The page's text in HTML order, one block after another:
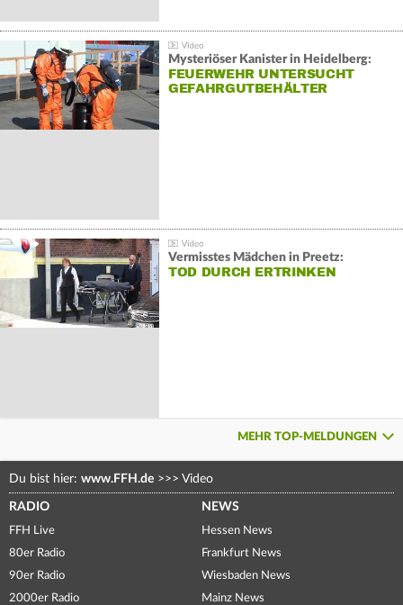
Mysteriöser Kanister in Heidelberg:
FEUERWEHR UNTERSUCHT
GEFAHRGUTBEHÄLTER
Vermisstes Mädchen in Preetz:
TOD DURCH ERTRINKEN
MEHR TOP-MELDUNGEN
Du bist hier: www.FFH.de >>> Video
RADIO
FFH Live
80er Radio
90er Radio
2000er Radio
NEWS
Hessen News
Frankfurt News
Wiesbaden News
Mainz News